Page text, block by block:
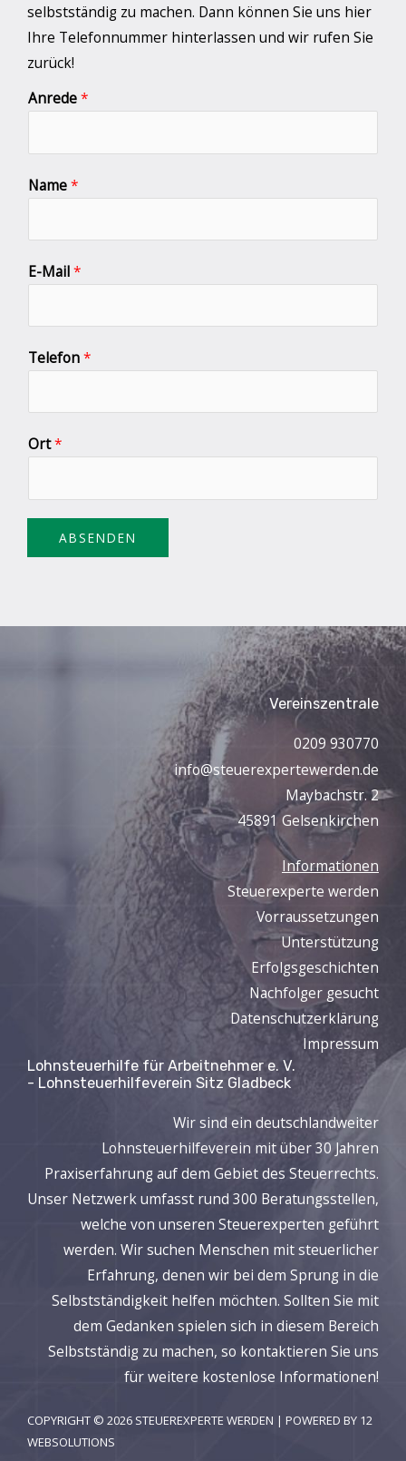
selbstständig zu machen. Dann können Sie uns hier
Ihre Telefonnummer hinterlassen und wir rufen Sie
zurück!
Anrede*
Name*
E-Mail*
Telefon*
Ort*
ABSENDEN
Lohnsteuerhilfe für Arbeitnehmer e. V.
- Lohnsteuerhilfeverein Sitz Gladbeck
Wir sind ein deutschlandweiter
Lohnsteuerhilfeverein mit über 30 Jahren
Praxiserfahrung auf dem Gebiet des Steuerrechts.
Unser Netzwerk umfasst rund 300 Beratungsstellen,
welche von unseren Steuerexperten geführt
werden. Wir suchen Menschen mit steuerlicher
Erfahrung, denen wir bei dem Sprung in die
Selbstständigkeit helfen möchten. Sollten Sie mit
dem Gedanken spielen sich in diesem Bereich
Selbstständig zu machen, so kontaktieren Sie uns
für weitere kostenlose Informationen!
COPYRIGHT © 2026 STEUEREXPERTE WERDEN | POWERED BY 12
WEBSOLUTIONS
Vereinszentrale
0209 930770
info@steuerexpertewerden.de
Maybachstr. 2
45891 Gelsenkirchen
Informationen
Steuerexperte werden
Vorraussetzungen
Unterstützung
Erfolgsgeschichten
Nachfolger gesucht
Datenschutzerklärung
Impressum